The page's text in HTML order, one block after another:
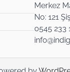
Merkez
No: 121
0545 233